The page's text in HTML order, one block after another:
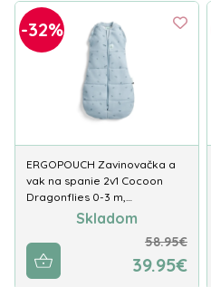
-32%
ERGOPOUCH Zavinovačka a
vak na spanie 2v1 Cocoon
Dragonflies 0-3 m,…
Skladom
58.95€
39.95€